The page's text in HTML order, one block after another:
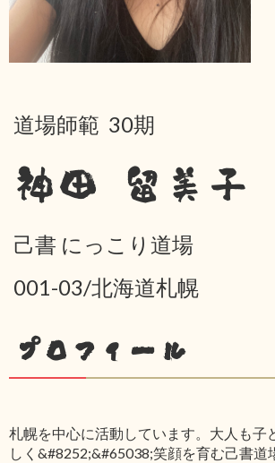
道場師範 30期
神田 留美子
己書 にっこり道場
001-03/北海道札幌
プロフィール
札幌を中心に活動しています。大人も子
しく&#8252;&#65038;笑顔を育む己書道